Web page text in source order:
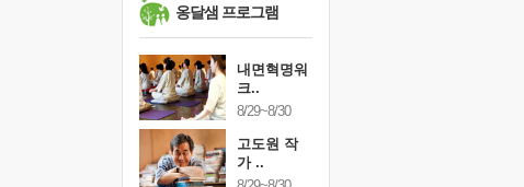
못된 꼰대들
옹달샘 프로그램
내면혁명워
크..
8/29~8/30
고도원 작
가 ..